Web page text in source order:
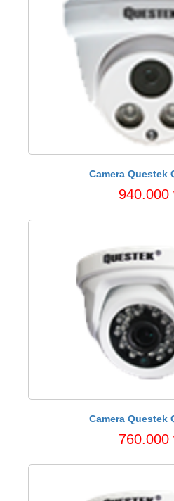
Camera Questek
940.000
Camera Questek
760.000